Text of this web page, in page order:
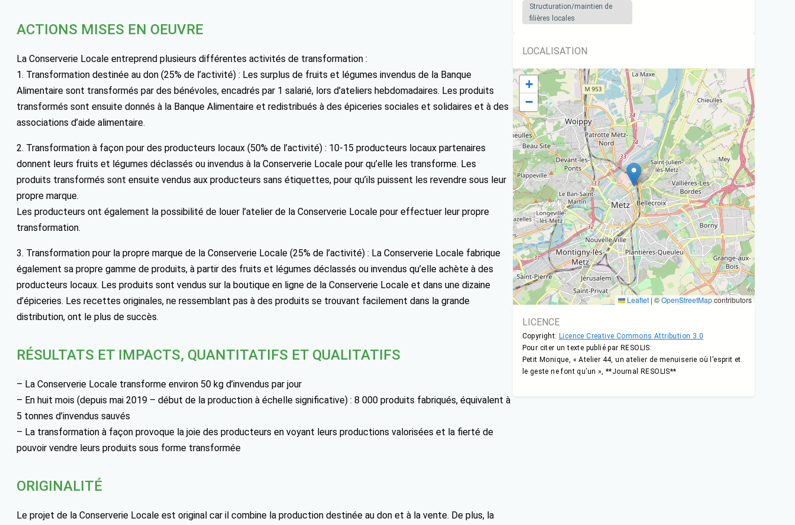
ACTIONS MISES EN OEUVRE
La Conserverie Locale entreprend plusieurs différentes activités de transformation :
1. Transformation destinée au don (25% de l’activité) : Les surplus de fruits et légumes invendus de la Banque
Alimentaire sont transformés par des bénévoles, encadrés par 1 salarié, lors d’ateliers hebdomadaires. Les produits
transformés sont ensuite donnés à la Banque Alimentaire et redistribués à des épiceries sociales et solidaires et à des
associations d’aide alimentaire.
2. Transformation à façon pour des producteurs locaux (50% de l’activité) : 10-15 producteurs locaux partenaires
donnent leurs fruits et légumes déclassés ou invendus à la Conserverie Locale pour qu’elle les transforme. Les
produits transformés sont ensuite vendus aux producteurs sans étiquettes, pour qu’ils puissent les revendre sous leur
propre marque.
Les producteurs ont également la possibilité de louer l’atelier de la Conserverie Locale pour effectuer leur propre
transformation.
3. Transformation pour la propre marque de la Conserverie Locale (25% de l’activité) : La Conserverie Locale fabrique
également sa propre gamme de produits, à partir des fruits et légumes déclassés ou invendus qu’elle achète à des
producteurs locaux. Les produits sont vendus sur la boutique en ligne de la Conserverie Locale et dans une dizaine
d’épiceries. Les recettes originales, ne ressemblant pas à des produits se trouvant facilement dans la grande
distribution, ont le plus de succès.
RÉSULTATS ET IMPACTS, QUANTITATIFS ET QUALITATIFS
– La Conserverie Locale transforme environ 50 kg d’invendus par jour
– En huit mois (depuis mai 2019 – début de la production à échelle significative) : 8 000 produits fabriqués, équivalent à
5 tonnes d’invendus sauvés
– La transformation à façon provoque la joie des producteurs en voyant leurs productions valorisées et la fierté de
pouvoir vendre leurs produits sous forme transformée
ORIGINALITÉ
Le projet de la Conserverie Locale est original car il combine la production destinée au don et à la vente. De plus, la
Structuration/maintien de
filières locales
LOCALISATION
+
−
Leaflet | ©OpenStreetMapcontributors
LICENCE
Copyright: Licence Creative Commons Attribution 3.0
Pour citer un texte publié par RESOLIS:
Petit Monique, « Atelier 44, un atelier de menuiserie où l’esprit et
le geste ne font qu’un », **Journal RESOLIS**